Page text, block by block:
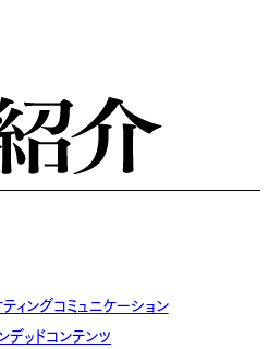
ィングコミュニケーション
デッドコンテンツ